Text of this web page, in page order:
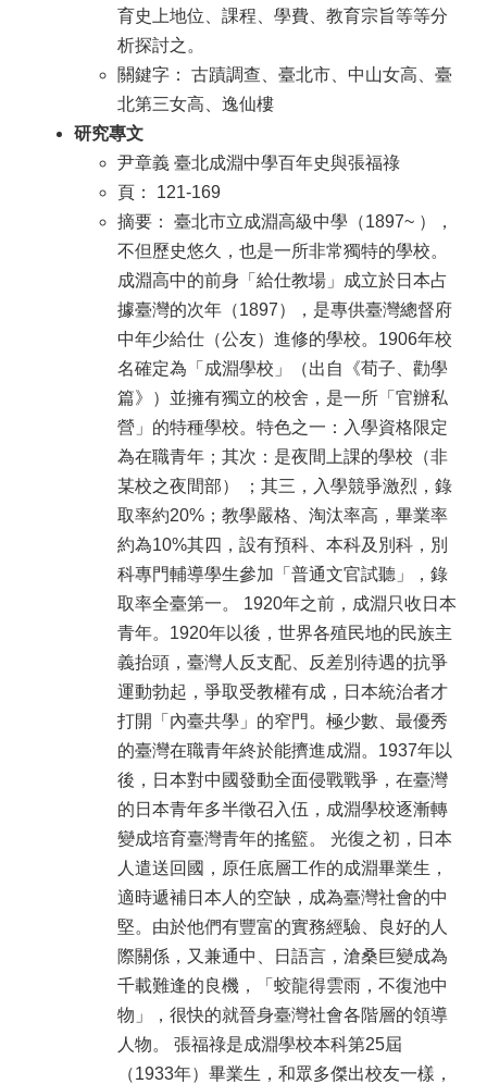
育史上地位、課程、學費、教育宗旨等等分
析探討之。
關鍵字： 古蹟調查、臺北市、中山女高、臺
北第三女高、逸仙樓
研究專文
尹章義 臺北成淵中學百年史與張福祿
頁： 121-169
摘要： 臺北市立成淵高級中學（1897~ ），
不但歷史悠久，也是一所非常獨特的學校。
成淵高中的前身「給仕教場」成立於日本占
據臺灣的次年（1897），是專供臺灣總督府
中年少給仕（公友）進修的學校。1906年校
名確定為「成淵學校」（出自《荀子、勸學
篇》）並擁有獨立的校舍，是一所「官辦私
營」的特種學校。特色之一：入學資格限定
為在職青年；其次：是夜間上課的學校（非
某校之夜間部） ；其三，入學競爭激烈，錄
取率約20%；教學嚴格、淘汰率高，畢業率
約為10%其四，設有預科、本科及別科，別
科專門輔導學生參加「普通文官試聽」，錄
取率全臺第一。 1920年之前，成淵只收日本
青年。1920年以後，世界各殖民地的民族主
義抬頭，臺灣人反支配、反差別待遇的抗爭
運動勃起，爭取受教權有成，日本統治者才
打開「內臺共學」的窄門。極少數、最優秀
的臺灣在職青年終於能擠進成淵。1937年以
後，日本對中國發動全面侵戰戰爭，在臺灣
的日本青年多半徵召入伍，成淵學校逐漸轉
變成培育臺灣青年的搖籃。 光復之初，日本
人遣送回國，原任底層工作的成淵畢業生，
適時遞補日本人的空缺，成為臺灣社會的中
堅。由於他們有豐富的實務經驗、良好的人
際關係，又兼通中、日語言，滄桑巨變成為
千載難逢的良機，「蛟龍得雲雨，不復池中
物」，很快的就晉身臺灣社會各階層的領導
人物。 張福祿是成淵學校本科第25屆
（1933年）畢業生，和眾多傑出校友一樣，